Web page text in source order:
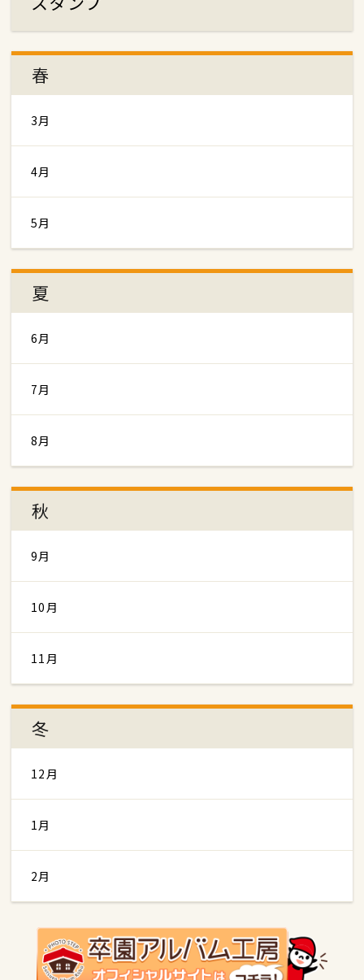
春
3月
4月
5月
夏
6月
7月
8月
秋
9月
10月
11月
冬
12月
1月
2月